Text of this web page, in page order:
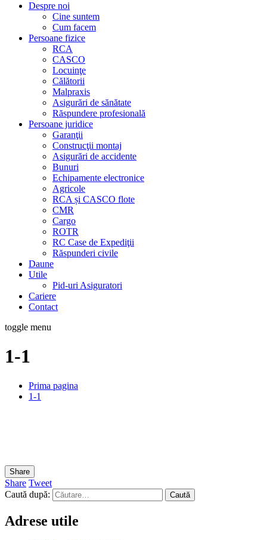
Despre noi
Cine suntem
Cum facem
Persoane fizice
RCA
CASCO
Locuinţe
Călătorii
Malpraxis
Asigurări de sănătate
Răspundere profesională
Persoane juridice
Garanţii
Construcţii montaj
Asigurări de accidente
Bunuri
Echipamente electronice
Agricole
RCA și CASCO flote
CMR
Cargo
ROTR
RC Case de Expediţii
Răspunderi civile
Daune
Utile
Pid-uri Asiguratori
Cariere
Contact
toggle menu
1-1
Prima pagina
1-1
Share
Share Tweet
Caută după:
Adrese utile